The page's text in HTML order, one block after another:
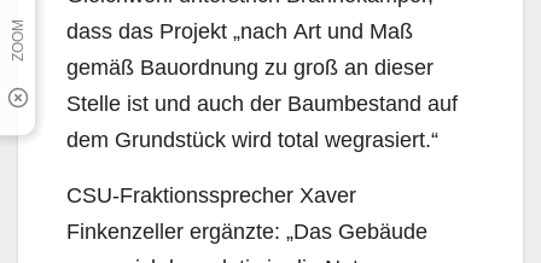
dass das Projekt „nach Art und Maß
gemäß Bauordnung zu groß an dieser
Stelle ist und auch der Baumbestand auf
dem Grundstück wird total wegrasiert.“
CSU-Fraktionssprecher Xaver
Finkenzeller ergänzte: „Das Gebäude